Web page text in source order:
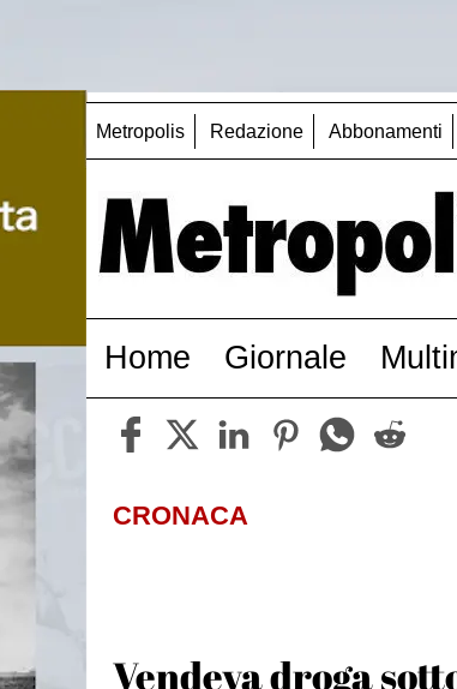
Metropolis Redazione Abbonamenti
Home Giornale
CRONACA
Vendeva droga